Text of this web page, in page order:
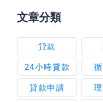
文章分類
貸款
24小時貸款
貸款申請